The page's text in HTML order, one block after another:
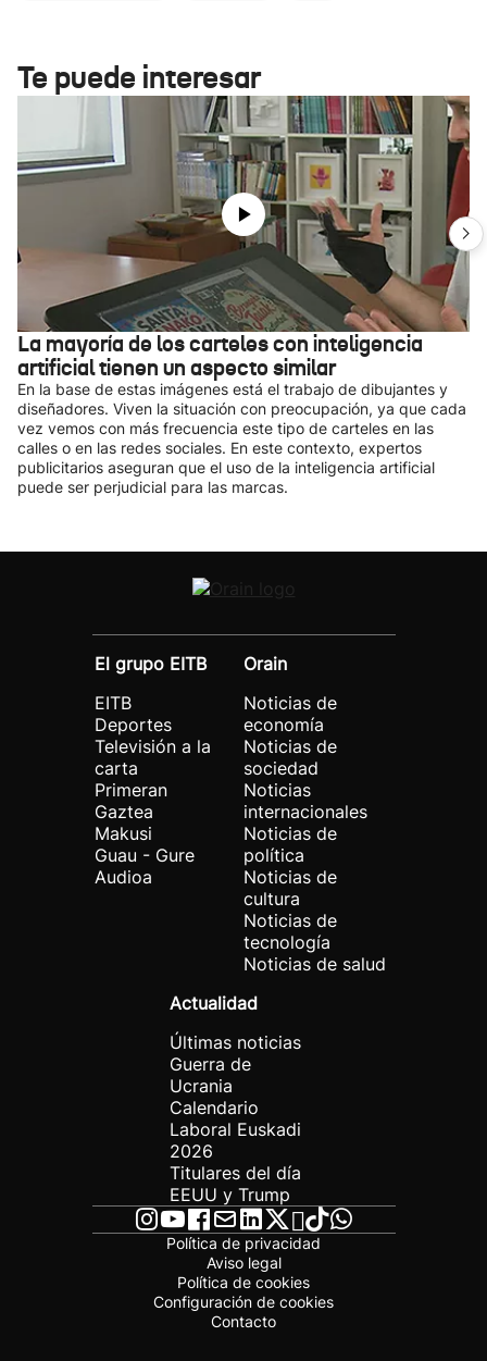
Te puede interesar
La mayoría de los carteles con inteligencia
artificial tienen un aspecto similar
En la base de estas imágenes está el trabajo de dibujantes y
diseñadores. Viven la situación con preocupación, ya que cada
vez vemos con más frecuencia este tipo de carteles en las
calles o en las redes sociales. En este contexto, expertos
publicitarios aseguran que el uso de la inteligencia artificial
puede ser perjudicial para las marcas.
El grupo EITB
EITB
Deportes
Televisión a la
carta
Primeran
Gaztea
Makusi
Guau - Gure
Audioa
Orain
Noticias de
economía
Noticias de
sociedad
Noticias
internacionales
Noticias de
política
Noticias de
cultura
Noticias de
tecnología
Noticias de salud
Actualidad
Últimas noticias
Guerra de
Ucrania
Calendario
Laboral Euskadi
2026
Titulares del día
EEUU y Trump
Política de privacidad
Aviso legal
Política de cookies
Configuración de cookies
Contacto